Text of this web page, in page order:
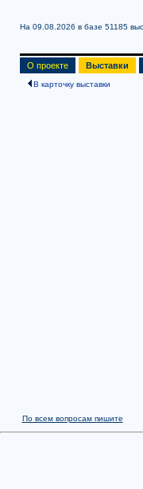
На 09.08.2026 в базе 51185
О проекте Выставки
В карточку выставки
По всем вопросам пишите